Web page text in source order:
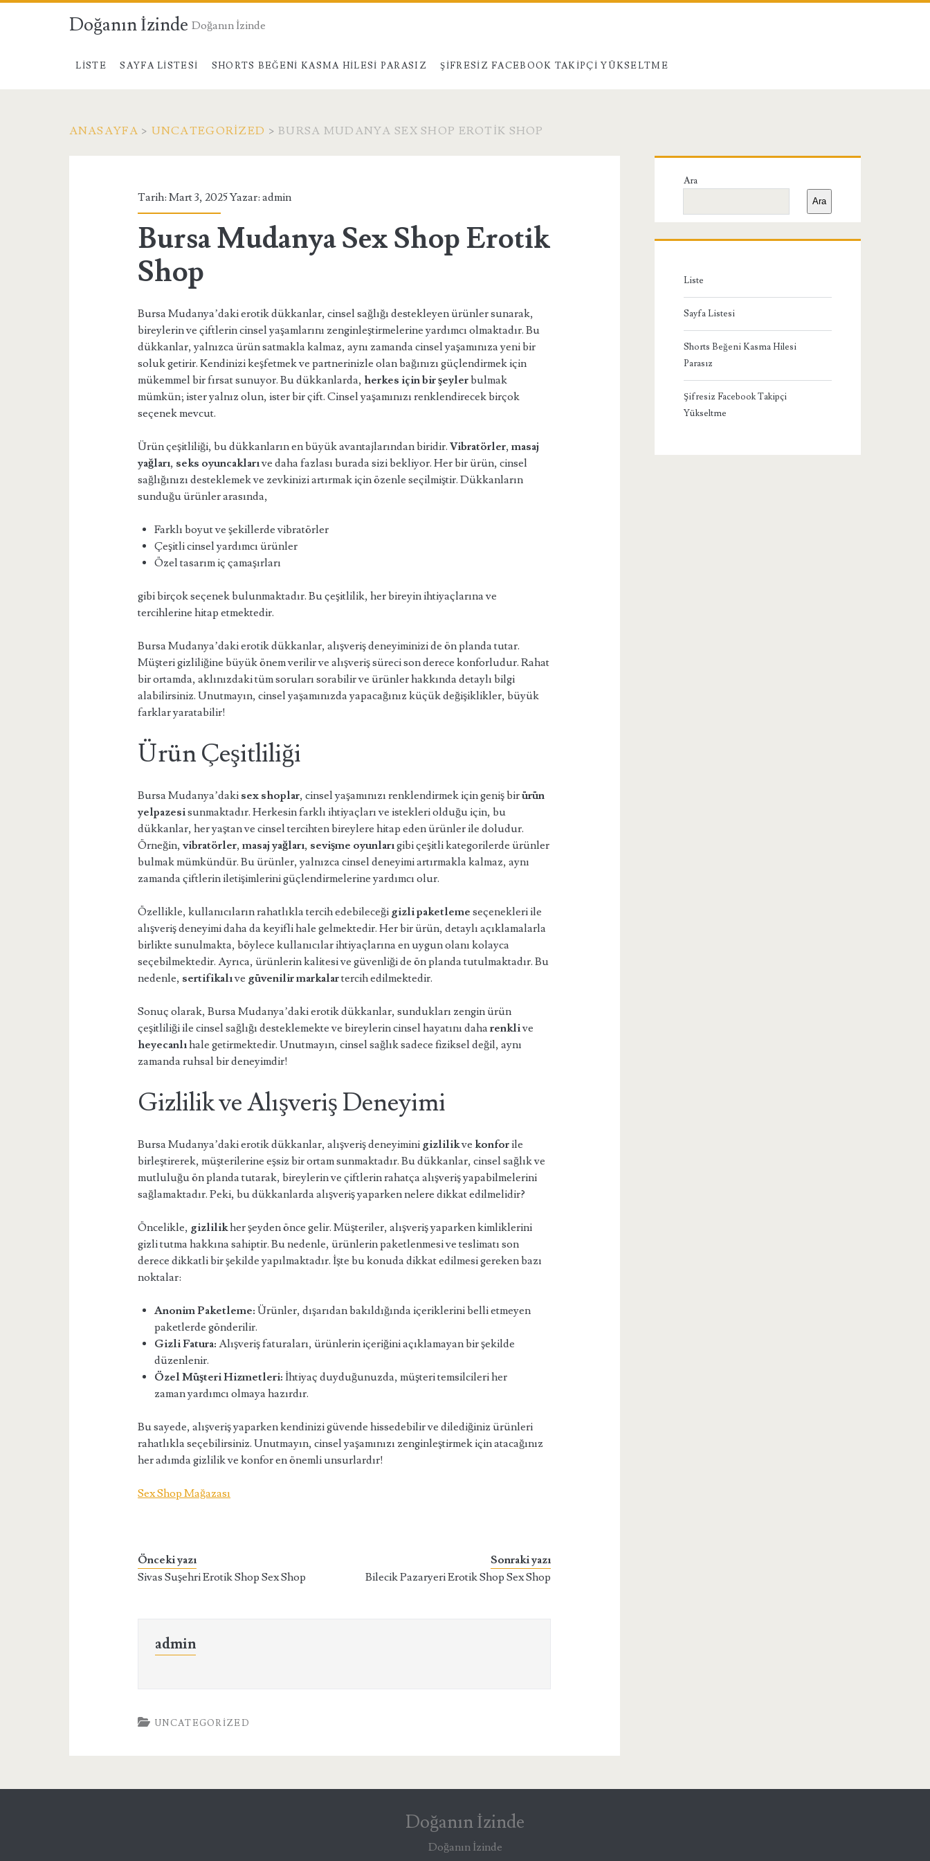
Doğanın İzinde Doğanın İzinde
LISTE SAYFA LISTESI SHORTS BEĞENI KASMA HILESI PARASIZ ŞIFRESIZ FACEBOOK TAKIPÇI YÜKSELTME
ANASAYFA > UNCATEGORIZED >BURSA MUDANYA SEX SHOP EROTIK SHOP
Tarih: Mart 3, 2025 Yazar:admin
Bursa Mudanya Sex Shop Erotik
Shop
Bursa Mudanya’daki erotik dükkanlar, cinsel sağlığı destekleyen ürünler sunarak,
bireylerin ve çiftlerin cinsel yaşamlarını zenginleştirmelerine yardımcı olmaktadır. Bu
dükkanlar, yalnızca ürün satmakla kalmaz, aynı zamanda cinsel yaşamınıza yeni bir
soluk getirir. Kendinizi keşfetmek ve partnerinizle olan bağınızı güçlendirmek için
mükemmel bir fırsat sunuyor. Bu dükkanlarda, herkes için bir şeylerbulmak
mümkün; ister yalnız olun, ister bir çift. Cinsel yaşamınızı renklendirecek birçok
seçenek mevcut.
Ürün çeşitliliği, bu dükkanların en büyük avantajlarından biridir.Vibratörler,masaj
yağları, seks oyuncaklarıve daha fazlası burada sizi bekliyor. Her bir ürün, cinsel
sağlığınızı desteklemek ve zevkinizi artırmak için özenle seçilmiştir. Dükkanların
sunduğu ürünler arasında,
Farklı boyut ve şekillerde vibratörler
Çeşitli cinsel yardımcı ürünler
Özel tasarım iç çamaşırları
gibi birçok seçenek bulunmaktadır. Bu çeşitlilik, her bireyin ihtiyaçlarına ve
tercihlerine hitap etmektedir.
Bursa Mudanya’daki erotik dükkanlar, alışveriş deneyiminizi de ön planda tutar.
Müşteri gizliliğine büyük önem verilir ve alışveriş süreci son derece konforludur. Rahat
bir ortamda, aklınızdaki tüm soruları sorabilir ve ürünler hakkında detaylı bilgi
alabilirsiniz. Unutmayın, cinsel yaşamınızda yapacağınız küçük değişiklikler, büyük
farklar yaratabilir!
Ürün Çeşitliliği
Bursa Mudanya’daki sex shoplar, cinsel yaşamınızı renklendirmek için geniş birürün
yelpazesisunmaktadır. Herkesin farklı ihtiyaçları ve istekleri olduğu için, bu
dükkanlar, her yaştan ve cinsel tercihten bireylere hitap eden ürünler ile doludur.
Örneğin,vibratörler,masaj yağları, sevişme oyunlarıgibi çeşitli kategorilerde ürünler
bulmak mümkündür. Bu ürünler, yalnızca cinsel deneyimi artırmakla kalmaz, aynı
zamanda çiftlerin iletişimlerini güçlendirmelerine yardımcı olur.
Özellikle, kullanıcıların rahatlıkla tercih edebileceği gizli paketleme seçenekleri ile
alışveriş deneyimi daha da keyifli hale gelmektedir. Her bir ürün, detaylı açıklamalarla
birlikte sunulmakta, böylece kullanıcılar ihtiyaçlarına en uygun olanı kolayca
seçebilmektedir. Ayrıca, ürünlerin kalitesi ve güvenliği de ön planda tutulmaktadır. Bu
nedenle, sertifikalıve güvenilir markalartercih edilmektedir.
Sonuç olarak, Bursa Mudanya’daki erotik dükkanlar, sundukları zengin ürün
çeşitliliği ile cinsel sağlığı desteklemekte ve bireylerin cinsel hayatını daharenklive
heyecanlıhale getirmektedir. Unutmayın, cinsel sağlık sadece fiziksel değil, aynı
zamanda ruhsal bir deneyimdir!
Gizlilik ve Alışveriş Deneyimi
Bursa Mudanya’daki erotik dükkanlar, alışveriş deneyimini gizlilikve konforile
birleştirerek, müşterilerine eşsiz bir ortam sunmaktadır. Bu dükkanlar, cinsel sağlık ve
mutluluğu ön planda tutarak, bireylerin ve çiftlerin rahatça alışveriş yapabilmelerini
sağlamaktadır. Peki, bu dükkanlarda alışveriş yaparken nelere dikkat edilmelidir?
Öncelikle, gizlilikher şeyden önce gelir. Müşteriler, alışveriş yaparken kimliklerini
gizli tutma hakkına sahiptir. Bu nedenle, ürünlerin paketlenmesi ve teslimatı son
derece dikkatli bir şekilde yapılmaktadır. İşte bu konuda dikkat edilmesi gereken bazı
noktalar:
Anonim Paketleme: Ürünler, dışarıdan bakıldığında içeriklerini belli etmeyen
paketlerde gönderilir.
Gizli Fatura: Alışveriş faturaları, ürünlerin içeriğini açıklamayan bir şekilde
düzenlenir.
Özel Müşteri Hizmetleri: İhtiyaç duyduğunuzda, müşteri temsilcileri her
zaman yardımcı olmaya hazırdır.
Bu sayede, alışveriş yaparken kendinizi güvende hissedebilir ve dilediğiniz ürünleri
rahatlıkla seçebilirsiniz. Unutmayın, cinsel yaşamınızı zenginleştirmek için atacağınız
her adımda gizlilik ve konfor en önemli unsurlardır!
Sex Shop Mağazası
Önceki yazı
Sivas Suşehri Erotik Shop Sex Shop
Sonraki yazı
Bilecik Pazaryeri Erotik Shop Sex Shop
admin
UNCATEGORIZED
Birincil
Yan
Menü
Ara
Ara
Liste
Sayfa Listesi
Shorts Beğeni Kasma Hilesi
Parasız
Şifresiz Facebook Takipçi
Yükseltme
Doğanın İzinde
Doğanın İzinde